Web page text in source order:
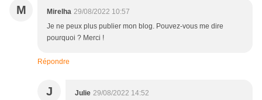
M Mirelha 29/08/2022 10:57
Je ne peux plus publier mon blog. Pouvez-vous me dire
pourquoi ? Merci !
Répondre
J Julie 29/08/2022 14:52